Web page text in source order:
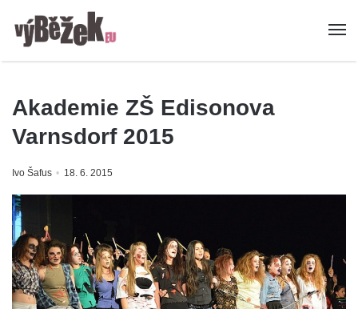
Akademie ZŠ Edisonova
Varnsdorf 2015
Ivo Šafus 18. 6. 2015